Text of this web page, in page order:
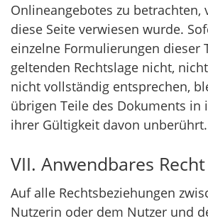
Onlineangebotes zu betrachten,
diese Seite verwiesen wurde.
einzelne Formulierungen dieser
geltenden Rechtslage nicht,
nicht vollständig entsprechen,
übrigen Teile des Dokuments in
ihrer Gültigkeit davon unberührt.
VII. Anwendbares Recht
Auf alle Rechtsbeziehungen
Nutzerin oder dem Nutzer und